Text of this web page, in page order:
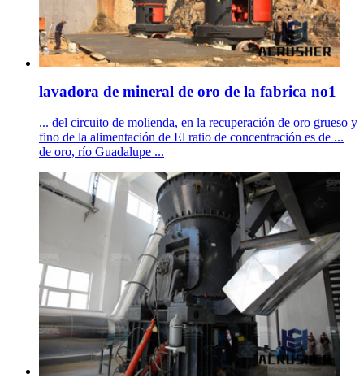
lavadora de mineral de oro de la fabrica no1
... del circuito de molienda, en la recuperación de oro grueso y
fino de la alimentación de El ratio de concentración es de ...
de oro, río Guadalupe ...